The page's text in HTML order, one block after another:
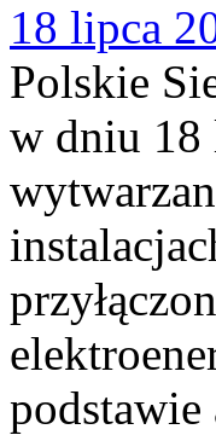
18 lipca
Polskie
w dniu 18